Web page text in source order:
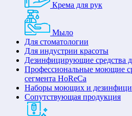
Крема для рук
Мыло
Для стоматологии
Для индустрии красоты
Дезинфицирующие средства
Профессиональные моющие
сегмента HoReCa
Наборы моющих и
Сопутствующая продукция